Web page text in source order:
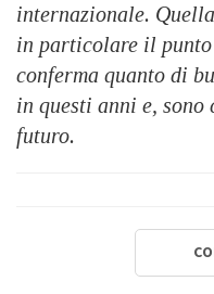
internazionale.
in particolare il
conferma quanto di
in questi anni e,
futuro.